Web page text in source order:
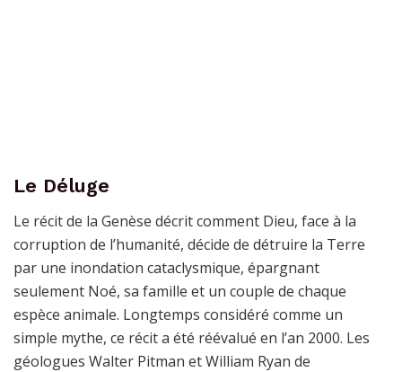
Le Déluge
Le récit de la Genèse décrit comment Dieu, face à la
corruption de l’humanité, décide de détruire la Terre
par une inondation cataclysmique, épargnant
seulement Noé, sa famille et un couple de chaque
espèce animale. Longtemps considéré comme un
simple mythe, ce récit a été réévalué en l’an 2000. Les
géologues Walter Pitman et William Ryan de